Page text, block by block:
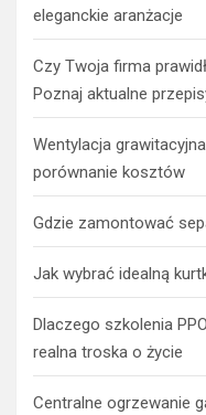
eleganckie aranżacje
Czy Twoja firma
Poznaj aktualne
Wentylacja
porównanie kosztów
Gdzie zamontować
Jak wybrać idealną
Dlaczego szkolenia
realna troska o życie
Centralne ogrzewanie